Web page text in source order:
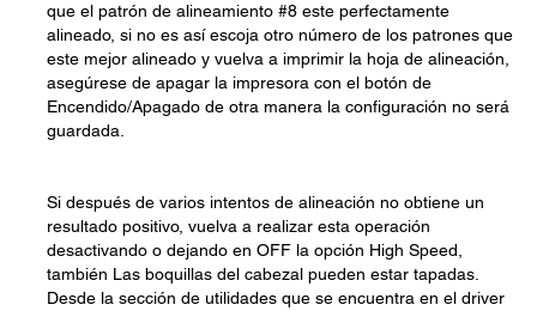
que el patrón de alineamiento #8 este perfectamente
alineado, si no es así escoja otro número de los patrones que
este mejor alineado y vuelva a imprimir la hoja de alineación,
asegúrese de apagar la impresora con el botón de
Encendido/Apagado de otra manera la configuración no será
guardada.
Si después de varios intentos de alineación no obtiene un
resultado positivo, vuelva a realizar esta operación
desactivando o dejando en OFF la opción High Speed,
también Las boquillas del cabezal pueden estar tapadas.
Desde la sección de utilidades que se encuentra en el driver